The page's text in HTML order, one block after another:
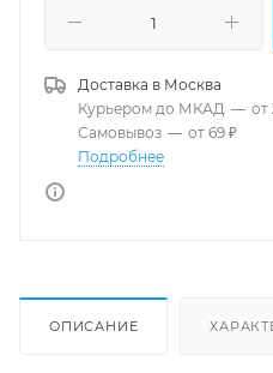
Доставка в Москва
Курьером до МКАД — от
Самовывоз — от 69 ₽
Подробнее
ОПИСАНИЕ